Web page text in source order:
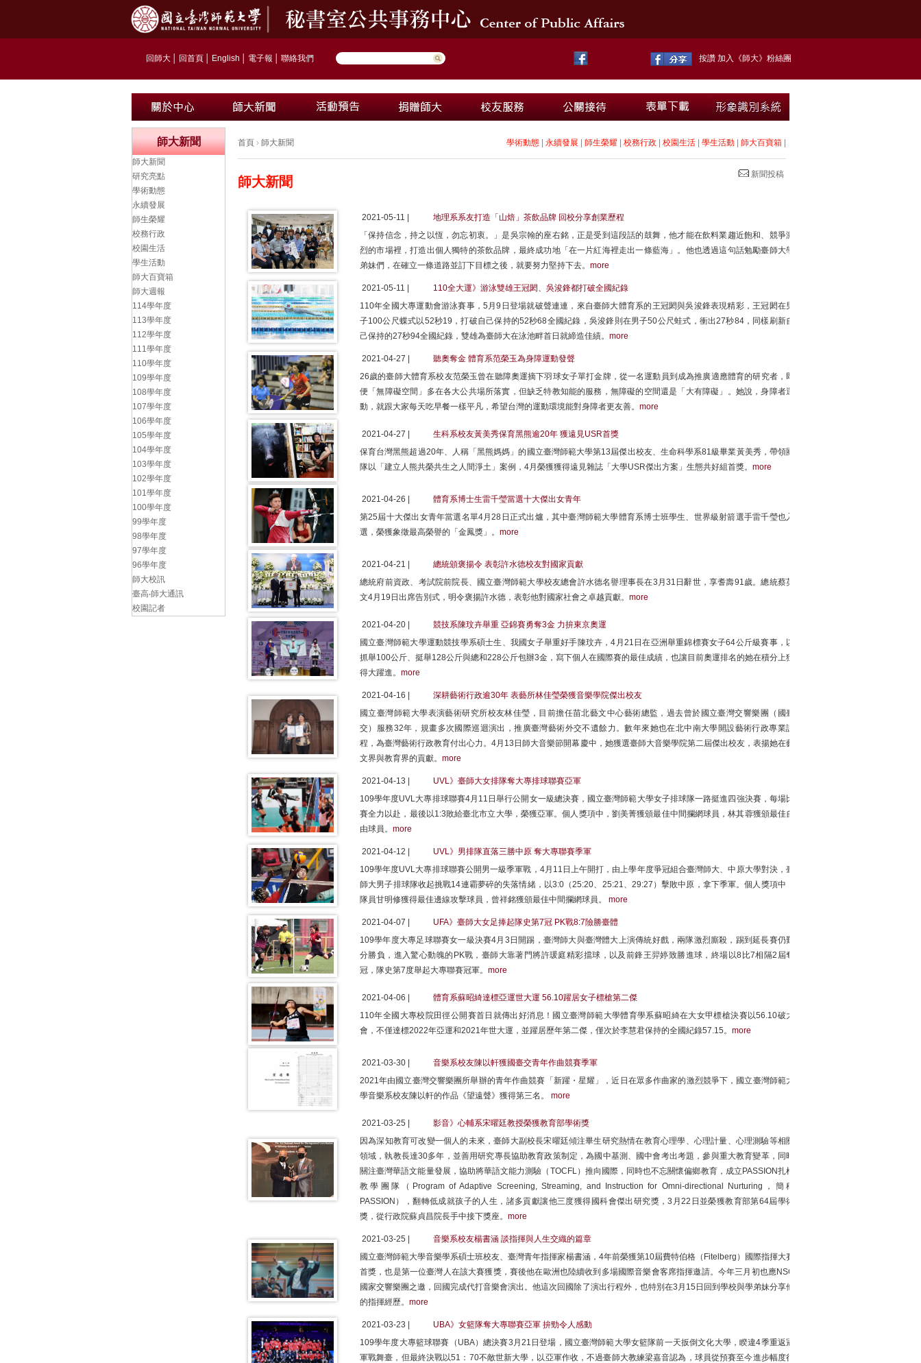
回師大 回首頁 English 電子報 聯絡我們 按讚 加入《師大》粉絲團
首頁 › 師大新聞 學術動態 永續發展 師生榮耀 校務行政 校園生活 學生活動 師大百寶箱
新聞投稿
師大新聞
2021-05-11 |
地理系系友打造「山焙」茶飲品牌 回校分享創業歷程
「保持信念，持之以恆，勿忘初衷。」是吳宗翰的座右銘，正是受到這段話的鼓舞，他才能在飲料業趨近飽和、競爭激
烈的市場裡，打造出個人獨特的茶飲品牌，最終成功地「在一片紅海裡走出一條藍海」。他也透過這句話勉勵臺師大學
弟妹們，在確立一條道路並訂下目標之後，就要努力堅持下去。 more
2021-05-11 |
110全大運》游泳雙雄王冠閎、吳浚鋒都打破全國紀錄
110年全國大專運動會游泳賽事，5月9日登場就破聲連連，來自臺師大體育系的王冠閎與吳浚鋒表現精彩，王冠閎在男
子100公尺蝶式以52秒19，打破自己保持的52秒68全國紀錄，吳浚鋒則在男子50公尺蛙式，衝出27秒84，同樣刷新自
己保持的27秒94全國紀錄，雙雄為臺師大在泳池畔首日就締造佳績。 more
2021-04-27 |
聽奧奪金 體育系范榮玉為身障運動發聲
26歲的臺師大體育系校友范榮玉曾在聽障奧運摘下羽球女子單打金牌，從一名運動員到成為推廣適應體育的研究者，即
便「無障礙空間」多在各大公共場所落實，但缺乏特教知能的服務，無障礙的空間還是「大有障礙」。她說，身障者運
動，就跟大家每天吃早餐一樣平凡，希望台灣的運動環境能對身障者更友善。 more
2021-04-27 |
生科系校友黃美秀保育黑熊逾20年 獲遠見USR首獎
保育台灣黑熊超過20年、人稱「黑熊媽媽」的國立臺灣師範大學第13屆傑出校友、生命科學系81級畢業黃美秀，帶領團
隊以「建立人熊共榮共生之人間淨土」案例，4月榮獲獲得遠見雜誌「大學USR傑出方案」生態共好組首獎。 more
2021-04-26 |
體育系博士生雷千瑩當選十大傑出女青年
第25屆十大傑出女青年當選名單4月28日正式出爐，其中臺灣師範大學體育系博士班學生、世界級射箭選手雷千瑩也入
選，榮獲象徵最高榮譽的「金鳳獎」。 more
2021-04-21 |
總統頒褒揚令 表彰許水德校友對國家貢獻
總統府前資政、考試院前院長、國立臺灣師範大學校友總會許水德名譽理事長在3月31日辭世，享耆壽91歲。總統蔡英
文4月19日出席告別式，明令褒揚許水德，表彰他對國家社會之卓越貢獻。 more
2021-04-20 |
競技系陳玟卉舉重 亞錦賽勇奪3金 力拚東京奧運
國立臺灣師範大學運動競技學系碩士生、我國女子舉重好手陳玟卉，4月21日在亞洲舉重錦標賽女子64公斤級賽事，以
抓舉100公斤、挺舉128公斤與總和228公斤包辦3金，寫下個人在國際賽的最佳成績，也讓目前奧運排名的她在積分上獲
得大躍進。 more
2021-04-16 |
深耕藝術行政逾30年 表藝所林佳瑩榮獲音樂學院傑出校友
國立臺灣師範大學表演藝術研究所校友林佳瑩，目前擔任苗北藝文中心藝術總監，過去曾於國立臺灣交響樂團（國臺
交）服務32年，規畫多次國際巡迴演出，推廣臺灣藝術外交不遺餘力。數年來她也在北中南大學開設藝術行政專業課
程，為臺灣藝術行政教育付出心力。4月13日師大音樂節開幕慶中，她獲選臺師大音樂學院第二屆傑出校友，表揚她在藝
文界與教育界的貢獻。 more
2021-04-13 |
UVL》臺師大女排隊奪大專排球聯賽亞軍
109學年度UVL大專排球聯賽4月11日舉行公開女一級總決賽，國立臺灣師範大學女子排球隊一路挺進四強決賽，每場比
賽全力以赴，最後以1:3敗給臺北市立大學，榮獲亞軍。個人獎項中，劉美菁獲頒最佳中間攔網球員，林其蓉獲頒最佳自
由球員。 more
2021-04-12 |
UVL》男排隊直落三勝中原 奪大專聯賽季軍
109學年度UVL大專排球聯賽公開男一級季軍戰，4月11日上午開打，由上學年度爭冠組合臺灣師大、中原大學對決，臺
師大男子排球隊收起挑戰14連霸夢碎的失落情緒，以3:0（25:20、25:21、29:27）擊敗中原，拿下季軍。個人獎項中，
隊員甘明修獲得最佳邊線攻擊球員，曾祥銘獲頒最佳中間攔網球員。 more
2021-04-07 |
UFA》臺師大女足捧起隊史第7冠 PK戰8:7險勝臺體
109學年度大專足球聯賽女一級決賽4月3日開踢，臺灣師大與臺灣體大上演傳統好戲，兩隊激烈廝殺，踢到延長賽仍難
分勝負，進入驚心動魄的PK戰，臺師大靠著門將許瑗庭精彩擋球，以及前鋒王羿婷致勝進球，終場以8比7相隔2屆奪
冠，隊史第7度舉起大專聯賽冠軍。 more
2021-04-06 |
體育系蘇昭綺達標亞運世大運 56.10躍居女子標槍第二傑
110年全國大專校院田徑公開賽首日就傳出好消息！國立臺灣師範大學體育學系蘇昭綺在大女甲標槍決賽以56.10破大
會，不僅達標2022年亞運和2021年世大運，並躍居歷年第二傑，僅次於李慧君保持的全國紀錄57.15。 more
2021-03-30 |
音樂系校友陳以軒獲國臺交青年作曲競賽季軍
2021年由國立臺灣交響樂團所舉辦的青年作曲競賽「新躍・星耀」，近日在眾多作曲家的激烈競爭下，國立臺灣師範大
學音樂系校友陳以軒的作品《望遠聲》獲得第三名。 more
2021-03-25 |
影音》心輔系宋曜廷教授榮獲教育部學術獎
因為深知教育可改變一個人的未來，臺師大副校長宋曜廷傾注畢生研究熱情在教育心理學、心理計量、心理測驗等相關
領域，執教長達30多年，並善用研究專長協助教育政策制定，為國中基測、國中會考出考題，參與重大教育變革，同時
關注臺灣華語文能量發展，協助將華語文能力測驗（TOCFL）推向國際，同時也不忘關懷偏鄉教育，成立PASSION扎根
教學團隊（Program of Adaptive Screening, Streaming, and Instruction for Omni-directional Nurturing，簡稱
PASSION），翻轉低成就孩子的人生，諸多貢獻讓他三度獲得國科會傑出研究獎，3月22日並榮獲教育部第64屆學術
獎，從行政院蘇貞昌院長手中接下獎座。 more
2021-03-25 |
音樂系校友楊書涵 談指揮與人生交織的篇章
國立臺灣師範大學音樂學系碩士班校友、臺灣青年指揮家楊書涵，4年前榮獲第10屆費特伯格（Fitelberg）國際指揮大賽
首獎，也是第一位臺灣人在該大賽獲獎，賽後他在歐洲也陸續收到多場國際音樂會客席指揮邀請。今年三月初也應NSO
國家交響樂團之邀，回國完成代打音樂會演出。他這次回國除了演出行程外，也特別在3月15日回到學校與學弟妹分享他
的指揮經歷。 more
2021-03-23 |
UBA》女籃隊奪大專聯賽亞軍 拚勁令人感動
109學年度大專籃球聯賽（UBA）總決賽3月21日登場，國立臺灣師範大學女籃隊前一天扳倒文化大學，睽違4季重返冠
軍戰舞臺，但最終決戰以51：70不敵世新大學，以亞軍作收，不過臺師大教練梁嘉音認為，球員從預賽至今進步幅度很
師大新聞
師大新聞
研究亮點
學術動態
永續發展
師生榮耀
校務行政
校園生活
學生活動
師大百寶箱
師大週報
114學年度
113學年度
112學年度
111學年度
110學年度
109學年度
108學年度
107學年度
106學年度
105學年度
104學年度
103學年度
102學年度
101學年度
100學年度
99學年度
98學年度
97學年度
96學年度
師大校訊
臺高‧師大通訊
校園記者